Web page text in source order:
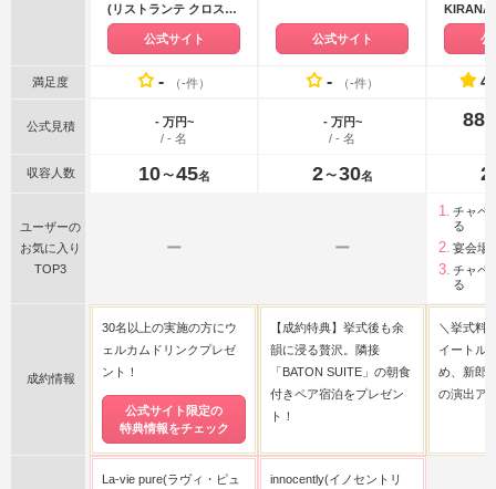
(リストランテ クロスフ
ォーティーセブン）
公式サイト
公式サイト
ート）沖
公
満足度 - （-件） - （-件）
公式見積
- 万円~
/ - 名
- 万円~
/ - 名
88
収容人数 10 〜 45名 2 〜 30名 2
ユーザーの
お気に入り
TOP3
ー ー
チャペ
る
宴会場
チャペ
る
成約情報
30名以上の実施の方にウ
ェルカムドリンクプレゼ
ント！
公式サイト限定の
特典情報をチェック
【成約特典】挙式後も余
韻に浸る贅沢。隣接
「BATON SUITE」の朝食
付きペア宿泊をプレゼン
ト！
＼挙式料
イートル
め、新郎
の演出ア
La-vie pure(ラヴィ・ピュ
innocently(イノセントリ